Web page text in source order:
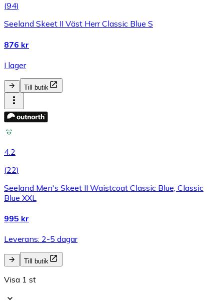
(94)
Seeland Skeet II Väst Herr Classic Blue S
876 kr
I lager
Till butik
4.2
(22)
Seeland Men's Skeet II Waistcoat Classic Blue, Classic
Blue XXL
995 kr
Leverans: 2-5 dagar
Till butik
Visa 1 st